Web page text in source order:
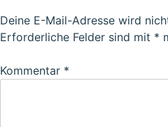
Deine E-Mail-Adresse wird
Erforderliche Felder sind mit *
Kommentar *